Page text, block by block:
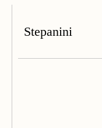
Stepanini